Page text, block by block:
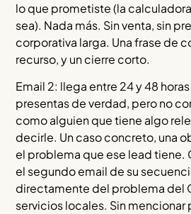
lo que prometiste (la
sea). Nada más. Sin venta, sin
corporativa larga. Una frase de
recurso, y un cierre corto.
Email 2: llega entre 24 y 48
presentas de verdad, pero no
como alguien que tiene algo
decirle. Un caso concreto, una
el problema que ese lead tiene.
el segundo email de su
directamente del problema del
servicios locales. Sin mencionar